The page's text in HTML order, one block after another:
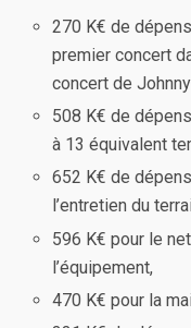
270 K€ de
premier concert
concert de
508 K€ de
à 13 équivalent
652 K€ de
l’entretien du
596 K€ pour le
l’équipement,
470 K€ pour la